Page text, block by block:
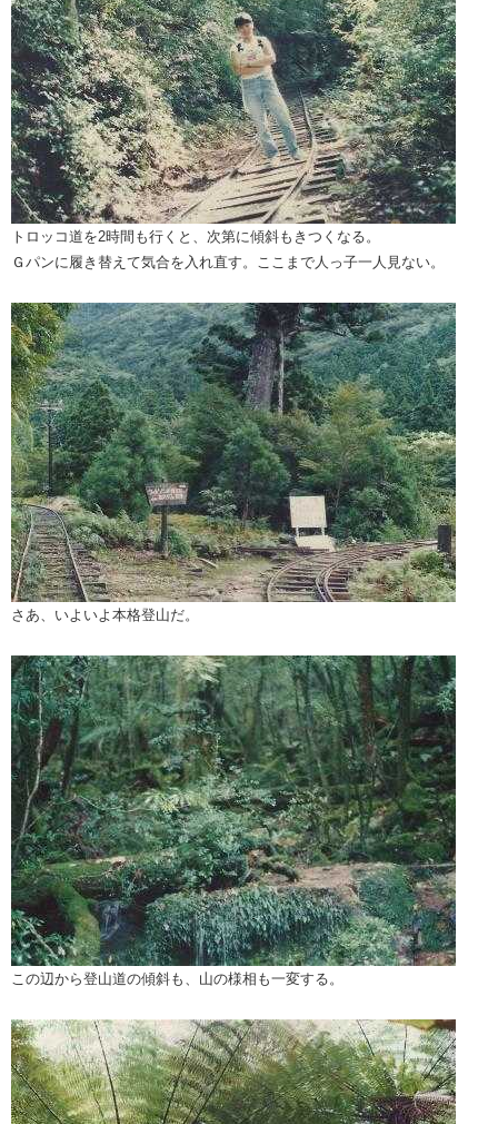
トロッコ道を2時間も行くと、次第に傾斜もきつくなる。
Ｇパンに履き替えて気合を入れ直す。ここまで人っ子一人見ない。
さあ、いよいよ本格登山だ。
この辺から登山道の傾斜も、山の様相も一変する。